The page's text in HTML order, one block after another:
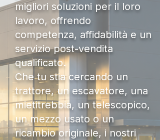
migliori soluzioni per il loro
lavoro, offrendo
competenza, affidabilità e un
servizio post-vendita
qualificato.
Che tu stia cercando un
trattore, un escavatore, una
mietitrebbia, un telescopico,
un mezzo usato o un
ricambio originale, i nostri